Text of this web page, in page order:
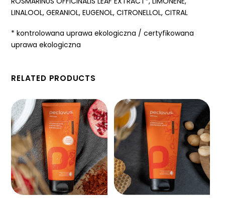
LINALOOL, GERANIOL, EUGENOL, CITRONELLOL, CITRAL
* kontrolowana uprawa ekologiczna / certyfikowana
uprawa ekologiczna
RELATED PRODUCTS